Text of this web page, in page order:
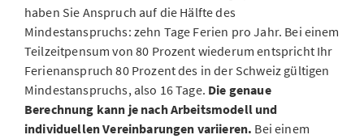
haben Sie Anspruch auf die Hälfte des
Mindestanspruchs: zehn Tage Ferien pro Jahr. Bei einem
Teilzeitpensum von 80 Prozent wiederum entspricht Ihr
Ferienanspruch 80 Prozent des in der Schweiz gültigen
Mindestanspruchs, also 16 Tage. Die genaue
Berechnung kann je nach Arbeitsmodell und
individuellen Vereinbarungen variieren. Bei einem